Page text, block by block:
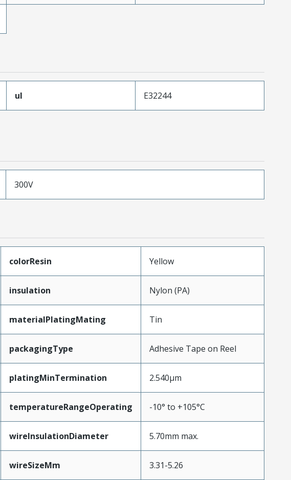
ul
E32244
300V
colorResin Yellow
insulation Nylon (PA)
materialPlatingMating Tin
packagingType Adhesive Tape on Reel
platingMinTermination 2.540µm
temperatureRangeOperating -10° to +105°C
wireInsulationDiameter 5.70mm max.
wireSizeMm 3.31-5.26